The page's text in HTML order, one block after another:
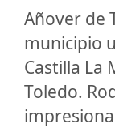
Añover de
municipio
Castilla La
Toledo.